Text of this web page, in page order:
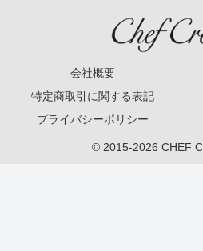
会社概要
特定商取引に関する表記
プライバシーポリシー
© 2015-2026 CHEF